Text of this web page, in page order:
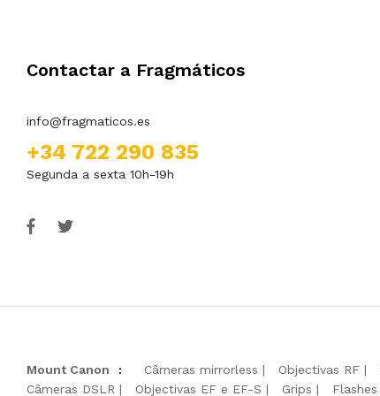
Contactar a Fragmáticos
info@fragmaticos.es
+34 722 290 835
Segunda a sexta 10h-19h
Mount Canon : Câmeras mirrorless Objectivas RF
Câmeras DSLR
Objectivas EF e EF-S Grips Flashes